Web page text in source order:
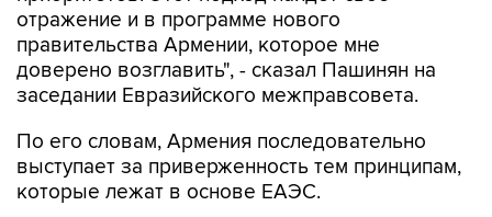
отражение и в программе нового
правительства Армении, которое мне
доверено возглавить", - сказал Пашинян на
заседании Евразийского межправсовета.
По его словам, Армения последовательно
выступает за приверженность тем принципам,
которые лежат в основе ЕАЭС.